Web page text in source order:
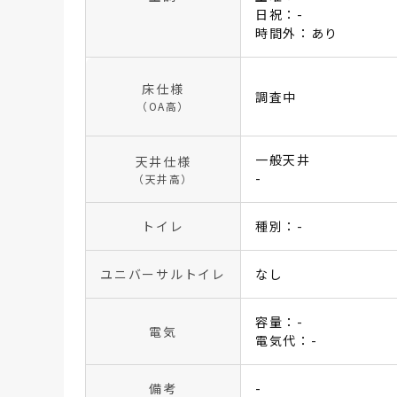
日祝：-
時間外：あり
床仕様
（OA高）
調査中
天井仕様
（天井高）
一般天井
-
トイレ 種別：-
ユニバーサルトイレ なし
電気
容量：-
電気代：-
備考 -